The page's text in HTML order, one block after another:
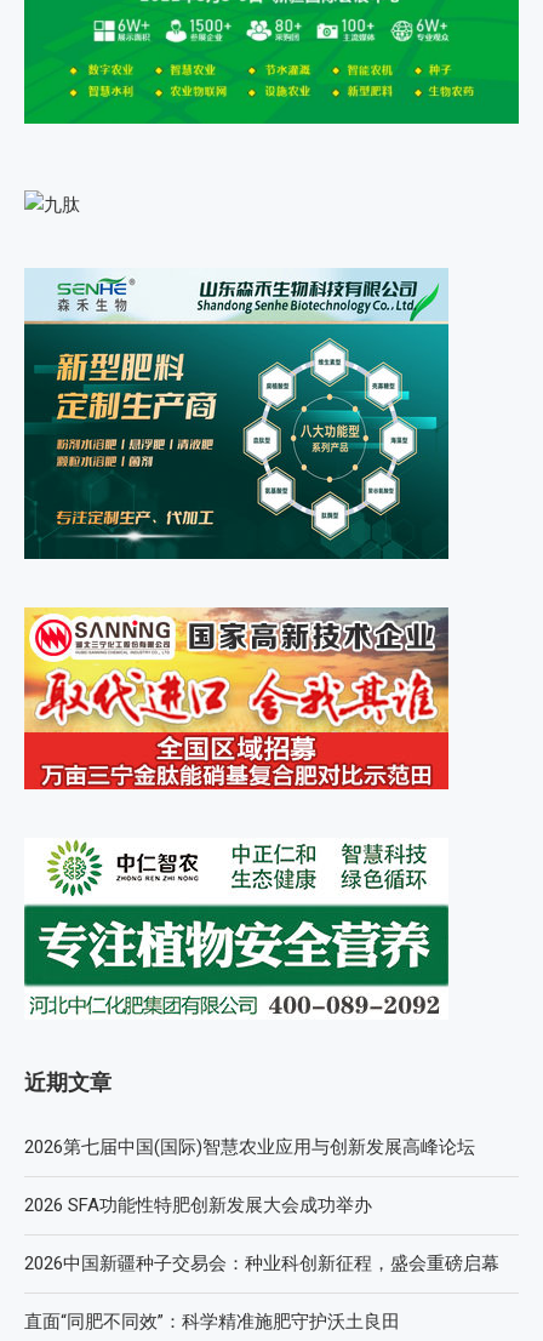
近期文章
2026第七届中国(国际)智慧农业应用与创新发展高峰论坛
2026 SFA功能性特肥创新发展大会成功举办
2026中国新疆种子交易会：种业科创新征程，盛会重磅启幕
直面“同肥不同效”：科学精准施肥守护沃土良田